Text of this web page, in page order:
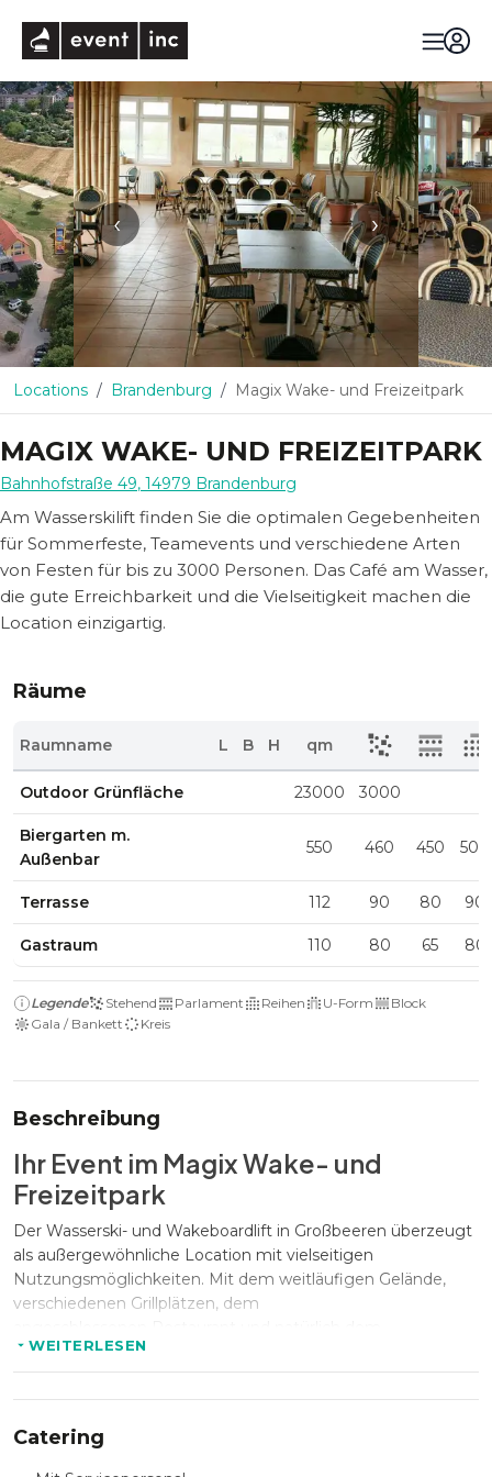
‹ ›
Locations Brandenburg Magix Wake- und Freizeitpark
MAGIX WAKE- UND FREIZEITPARK
Bahnhofstraße 49, 14979 Brandenburg
Am Wasserskilift finden Sie die optimalen Gegebenheiten
für Sommerfeste, Teamevents und verschiedene Arten
von Festen für bis zu 3000 Personen. Das Café am Wasser,
die gute Erreichbarkeit und die Vielseitigkeit machen die
Location einzigartig.
Räume
Raumname L B H qm
Outdoor Grünfläche 23000 3000
Biergarten m.
Außenbar
550 460 450 500
Terrasse 112 90 80 90
Gastraum 110 80 65 80
Legende Stehend Parlament Reihen U-Form
Block
Gala / Bankett
Kreis
Beschreibung
Ihr Event im Magix Wake- und
Freizeitpark
Der Wasserski- und Wakeboardlift in Großbeeren überzeugt
als außergewöhnliche Location mit vielseitigen
Nutzungsmöglichkeiten. Mit dem weitläufigen Gelände,
verschiedenen Grillplätzen, dem
Wasserskilift selbst bietet die Location ideale Möglichkeiten
für verschiedene Anlässe: Vor allem Teamevents,
Sommerfeste, Firmenausflüge und abenteuerliche
Geburtstage können hier hervorragend stattfinden.
WEITERLESEN
Catering